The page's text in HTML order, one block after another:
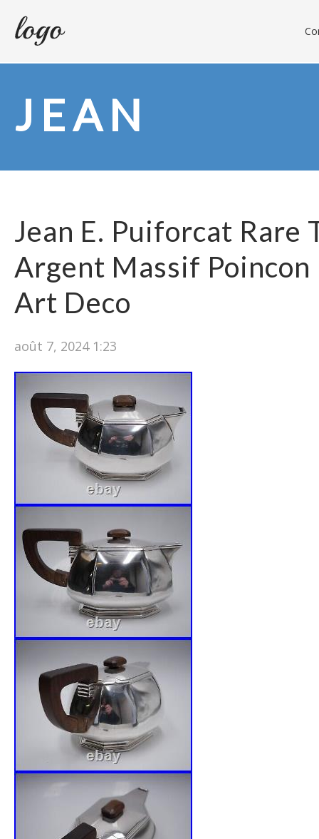
JEAN
Jean E. Puiforcat Rare
Argent Massif
Art Deco
août 7, 2024 1:23